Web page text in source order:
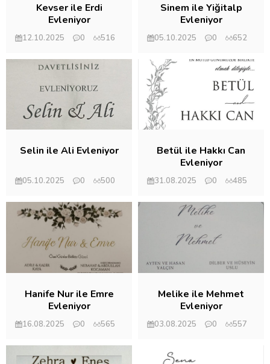
Kevser ile Erdi
Evleniyor
12.10.2025 0
516
Sinem ile Yiğitalp
Evleniyor
05.10.2025 0
652
Selin ile Ali Evleniyor
05.10.2025 0
500
Betül ile Hakkı Can
Evleniyor
31.08.2025 0
485
Hanife Nur ile Emre
Evleniyor
16.08.2025 0
565
Melike ile Mehmet
Evleniyor
03.08.2025 0
557